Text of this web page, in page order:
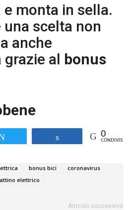
monta in sella.
una scelta non
anche
al bonus
0
CONDIVISIONI
bonus bici
coronavirus
elettrico
Articolo successivo